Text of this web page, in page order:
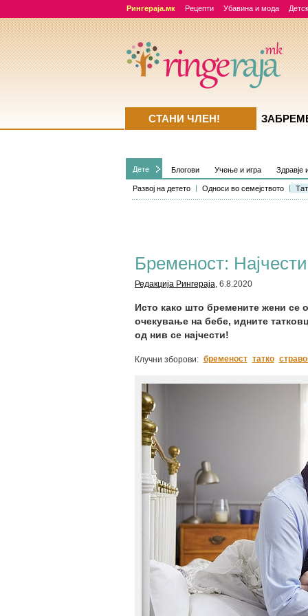
Рингераја.мк Рецепти Убавина и мода
Дете Блогови Учење и игра Здравје
Развој на детето Односи во семејството
Бременост:
Редакција Рингераја, 6.8.2020
Исто како што бремените жени се
очекување на бебе, идните
од нив се најчести!
Клучни зборови: бременост татко
СТАНИ ЧЛЕН!